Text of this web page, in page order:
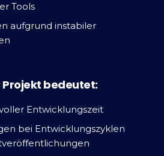
Tools
aufgrund instabiler
Projekt bedeutet:
Entwicklungszeit
bei Entwicklungszyklen